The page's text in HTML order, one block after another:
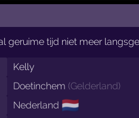
geruime tijd niet meer
Kelly
Doetinchem (Gelderland)
Nederland 🇳🇱